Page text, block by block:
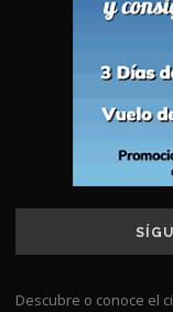
Descubre o conoce el